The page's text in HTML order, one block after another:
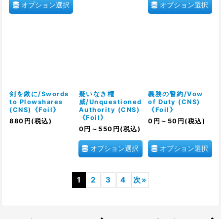
オプション選択 オプション選択
剣を鍬に/Swords
to Plowshares
(CNS)《Foil》
880 円 (税込)
疑いなき権
威/Unquestioned
Authority (CNS)
《Foil》
0 円 ～550 円 (税込)
オプション選択
義務の誓約/Vow
of Duty (CNS)
《Foil》
0 円 ～50 円 (税込)
オプション選択
1 2 3 4 次 »